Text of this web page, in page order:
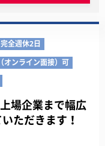
完全週休2日
オンライン面接）可
場企業まで幅広
ただきます！